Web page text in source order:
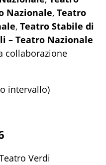
Nazionale, Teatro
, Teatro Stabile di
– Teatro Nazionale
collaborazione
intervallo)
Verdi